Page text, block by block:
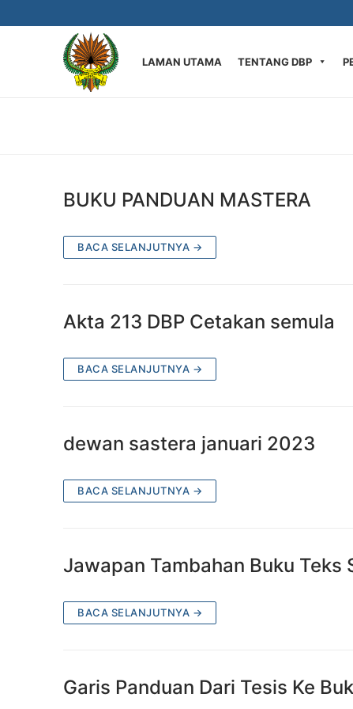
kandungan
LAMAN UTAMA TENTANG DBP
BUKU PANDUAN MASTERA
BACA SELANJUTNYA →
Akta 213 DBP Cetakan semula
BACA SELANJUTNYA →
dewan sastera januari 2023
BACA SELANJUTNYA →
Jawapan Tambahan Buku Teks
BACA SELANJUTNYA →
Garis Panduan Dari Tesis Ke